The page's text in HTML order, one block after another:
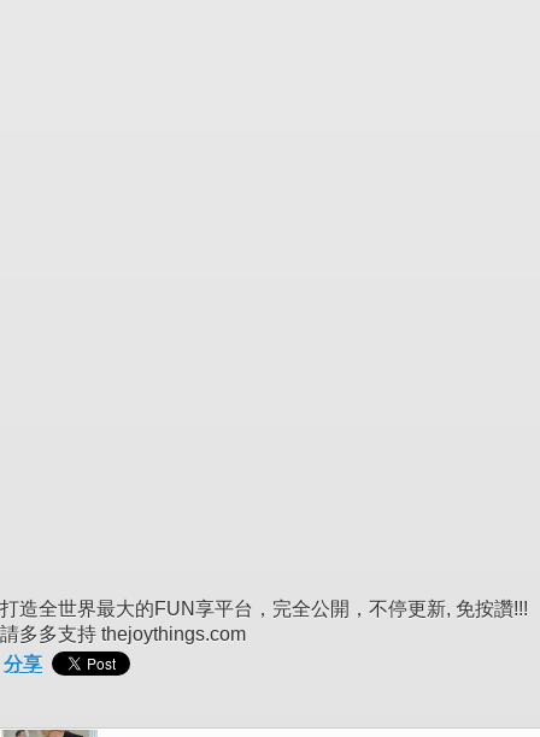
打造全世界最大的FUN享平台，完全公開，不停更新, 免按讚!!!
請多多支持 thejoythings.com
分享